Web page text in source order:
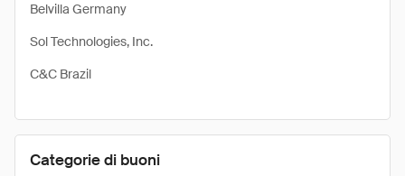
Belvilla Germany
Sol Technologies, Inc.
C&C Brazil
Categorie di buoni